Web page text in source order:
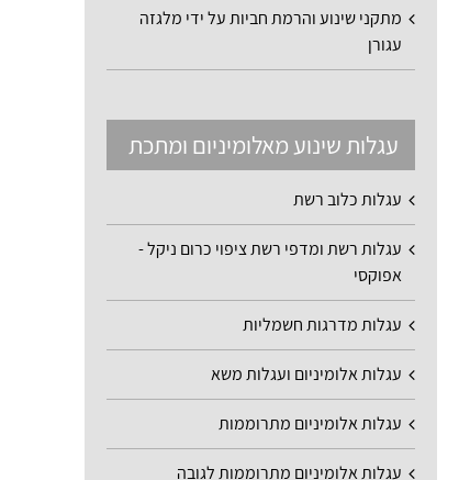
מתקני שינוע והרמת חביות על ידי מלגזה
עגורן
עגלות שינוע מאלומיניום ומתכת
עגלות כלוב רשת
עגלות רשת ומדפי רשת ציפוי כרום ניקל -
אפוקסי
עגלות מדרגות חשמליות
עגלות אלומיניום ועגלות משא
עגלות אלומיניום מתרוממות
עגלות אלומיניום מתרוממות לגובה